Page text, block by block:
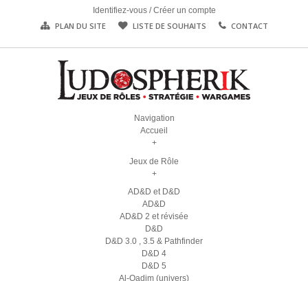
Identifiez-vous /Créer un compte
PLAN DU SITE LISTE DE SOUHAITS CONTACT
Navigation
Accueil
+
Jeux de Rôle
+
AD&D et D&D
AD&D
AD&D 2 et révisée
D&D
D&D 3.0 , 3.5 & Pathfinder
D&D 4
D&D 5
Al-Qadim (univers)